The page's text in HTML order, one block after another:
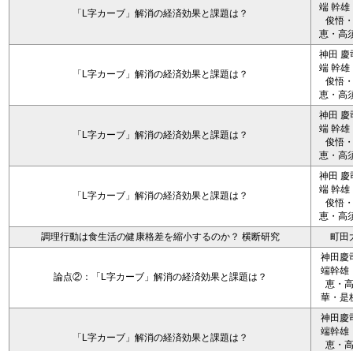
「L字カーブ」解消の経済効果と課題は？
端 幹雄
俊悟
恵・高
「L字カーブ」解消の経済効果と課題は？
神田 慶
端 幹雄
俊悟
恵・高
「L字カーブ」解消の経済効果と課題は？
神田 慶
端 幹雄
俊悟
恵・高
「L字カーブ」解消の経済効果と課題は？
神田 慶
端 幹雄
俊悟
恵・高
調理行動は食生活の健康格差を縮小するのか？ 横断研究
町田
論点②：「L字カーブ」解消の経済効果と課題は？
神田慶
端幹雄
恵・
華・是
「L字カーブ」解消の経済効果と課題は？
神田慶
端幹雄
恵・